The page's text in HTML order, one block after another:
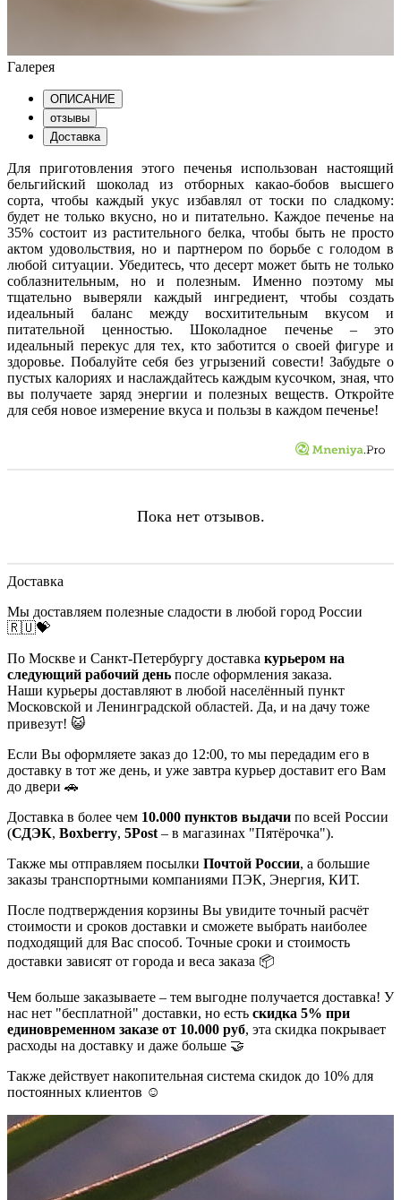
Галерея
ОПИСАНИЕ
отзывы
Доставка
Для приготовления этого печенья использован настоящий
бельгийский шоколад из отборных какао-бобов высшего
сорта, чтобы каждый укус избавлял от тоски по сладкому:
будет не только вкусно, но и питательно. Каждое печенье на
35% состоит из растительного белка, чтобы быть не просто
актом удовольствия, но и партнером по борьбе с голодом в
любой ситуации. Убедитесь, что десерт может быть не только
соблазнительным, но и полезным. Именно поэтому мы
тщательно выверяли каждый ингредиент, чтобы создать
идеальный баланс между восхитительным вкусом и
питательной ценностью. Шоколадное печенье – это
идеальный перекус для тех, кто заботится о своей фигуре и
здоровье. Побалуйте себя без угрызений совести! Забудьте о
пустых калориях и наслаждайтесь каждым кусочком, зная, что
вы получаете заряд энергии и полезных веществ. Откройте
для себя новое измерение вкуса и пользы в каждом печенье!
Пока нет отзывов.
Доставка
Мы доставляем полезные сладости в любой город России
🇷🇺💝
По Москве и Санкт-Петербургу доставка курьером на
следующий рабочий день после оформления заказа.
Наши курьеры доставляют в любой населённый пункт
Московской и Ленинградской областей. Да, и на дачу тоже
привезут! 😺
Если Вы оформляете заказ до 12:00, то мы передадим его в
доставку в тот же день, и уже завтра курьер доставит его Вам
до двери 🚗
Доставка в более чем 10.000 пунктов выдачи по всей России
(СДЭК, Boxberry, 5Post– в магазинах "Пятёрочка").
Также мы отправляем посылки Почтой России, а большие
заказы транспортными компаниями ПЭК, Энергия, КИТ.
После подтверждения корзины Вы увидите точный расчёт
стоимости и сроков доставки и сможете выбрать наиболее
подходящий для Вас способ. Точные сроки и стоимость
доставки зависят от города и веса заказа 📦
Чем больше заказываете – тем выгодне получается доставка! У
нас нет "бесплатной" доставки, но есть скидка 5% при
единовременном заказе от 10.000 руб, эта скидка покрывает
расходы на доставку и даже больше 🤝
Также действует накопительная система скидок до 10% для
постоянных клиентов ☺️